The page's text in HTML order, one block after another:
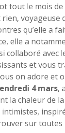
tout le mois
voyageuse
qu’elle a
elle a
collaboré
et vous
on adore et
4 mars,
la chaleur de
sur